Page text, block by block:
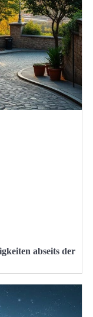
abseits der